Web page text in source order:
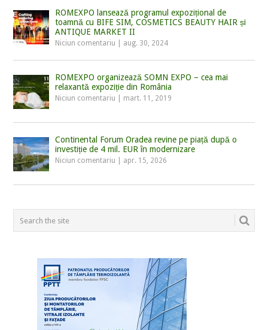
ROMEXPO lansează programul expozițional de
toamnă cu BIFE SIM, COSMETICS BEAUTY HAIR și
ANTIQUE MARKET II
Niciun comentariu aug. 30, 2024
ROMEXPO organizează SOMN EXPO – cea mai
relaxantă expoziție din România
Niciun comentariu mart. 11, 2019
Continental Forum Oradea revine pe piață după o
investiție de 4 mil. EUR în modernizare
Niciun comentariu apr. 15, 2026